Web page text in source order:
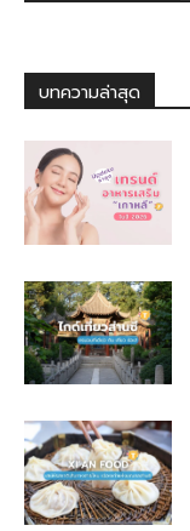
บทความล่าสุด